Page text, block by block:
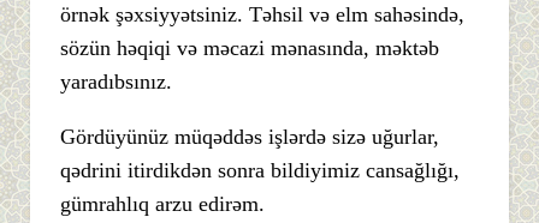
örnək şəxsiyyətsiniz. Təhsil və elm sahəsində,
sözün həqiqi və məcazi mənasında, məktəb
yaradıbsınız.
Gördüyünüz müqəddəs işlərdə sizə uğurlar,
qədrini itirdikdən sonra bildiyimiz cansağlığı,
gümrahlıq arzu edirəm.